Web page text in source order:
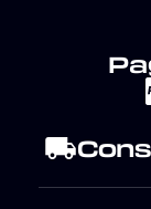
local_shipping